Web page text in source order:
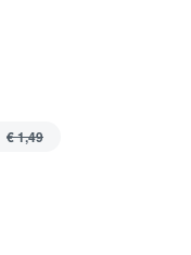
€ 1,49